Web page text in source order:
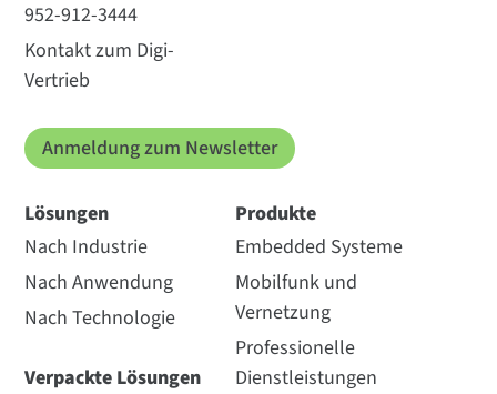
952-912-3444
Kontakt zum Digi-
Vertrieb
Anmeldung zum Newsletter
Lösungen
Nach Industrie
Nach Anwendung
Nach Technologie
Verpackte Lösungen
Produkte
Embedded Systeme
Mobilfunk und
Vernetzung
Professionelle
Dienstleistungen